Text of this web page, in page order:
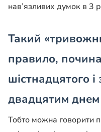
нав’язливих думок в 3
Такий
правило,
шістнадцятого і
двадцятим
Тобто можна говорити